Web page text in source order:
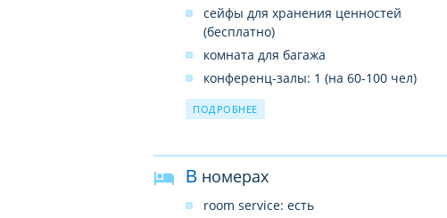
сейфы для хранения ценностей
(бесплатно)
комната для багажа
конференц-залы: 1 (на 60-100 чел)
рестораны: 2
Wi-Fi в лобби, бесплатно
бассейны: 1
ПОДРОБНЕЕ
В номерах
room service: есть